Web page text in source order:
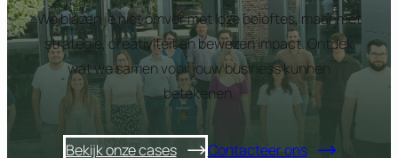
We blazen je niet omver met loze beloftes, maar met
strategie, creativiteit en bewezen impact. Ontdek
wat we samen voor jouw business kunnen
betekenen.
Bekijk onze cases Contacteer ons